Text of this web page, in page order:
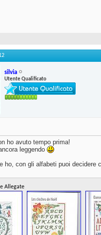
silvia
Utente Qualificato
ho avuto tempo prima!
leggendo
ho, con gli alfabeti puoi decidere
Allegate